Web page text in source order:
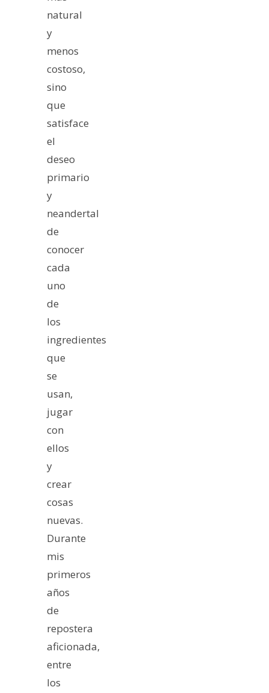
natural
y
menos
costoso,
sino
que
satisface
el
deseo
primario
y
neandertal
de
conocer
cada
uno
de
los
ingredientes
que
se
usan,
jugar
con
ellos
y
crear
cosas
nuevas.
Durante
mis
primeros
años
de
repostera
aficionada,
entre
los